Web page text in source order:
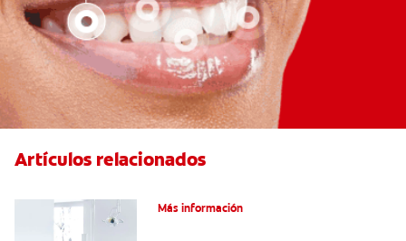
Artículos relacionados
Más información